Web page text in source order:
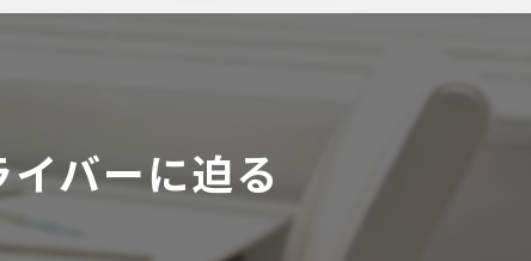
入 バーに迫る